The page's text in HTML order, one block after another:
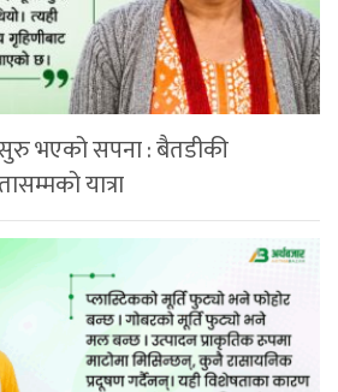
भएको सपना : बैतडीकी
यात्रा